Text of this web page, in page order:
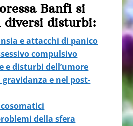
Banfi si
diversi disturbi:
e attacchi di panico
compulsivo
e disturbi dell’umore
e nel post-
della sfera